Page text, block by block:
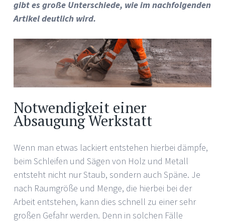
gibt es große Unterschiede, wie im nachfolgenden
Artikel deutlich wird.
Notwendigkeit einer
Absaugung Werkstatt
Wenn man etwas lackiert entstehen hierbei dämpfe,
beim Schleifen und Sägen von Holz und Metall
entsteht nicht nur Staub, sondern auch Späne. Je
nach Raumgröße und Menge, die hierbei bei der
Arbeit entstehen, kann dies schnell zu einer sehr
großen Gefahr werden. Denn in solchen Fälle